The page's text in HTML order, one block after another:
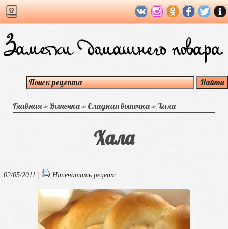
Главная»Выпечка» Сладкая выпечка»Хала
Хала
02/05/2011 | Напечатать рецепт